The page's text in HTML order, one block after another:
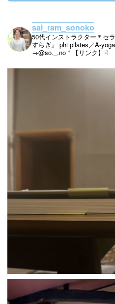
sai_ram_sonoko
50代インストラクター＊セ
すらぎ』
phi pilates／A-yoga
→@so._.no * 【リンク】☟